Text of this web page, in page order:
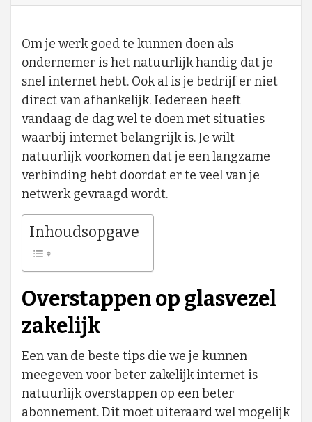
Om je werk goed te kunnen doen als
ondernemer is het natuurlijk handig dat je
snel internet hebt. Ook al is je bedrijf er niet
direct van afhankelijk. Iedereen heeft
vandaag de dag wel te doen met situaties
waarbij internet belangrijk is. Je wilt
natuurlijk voorkomen dat je een langzame
verbinding hebt doordat er te veel van je
netwerk gevraagd wordt.
Inhoudsopgave
Overstappen op glasvezel
zakelijk
Een van de beste tips die we je kunnen
meegeven voor beter zakelijk internet is
natuurlijk overstappen op een beter
abonnement. Dit moet uiteraard wel mogelijk